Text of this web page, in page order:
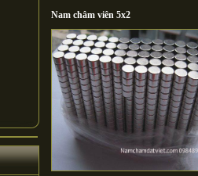
Nam châm viên 5x2